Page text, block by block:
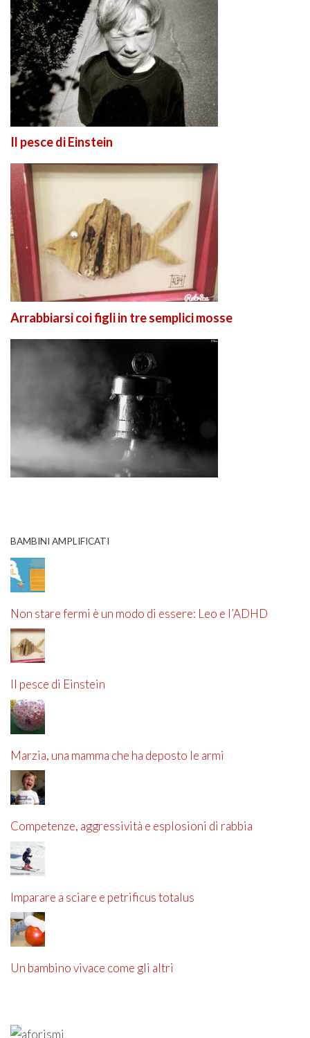
Il pesce di Einstein
Arrabbiarsi coi figli in tre semplici mosse
BAMBINI AMPLIFICATI
Non stare fermi è un modo di essere: Leo e l’ADHD
Il pesce di Einstein
Marzia, una mamma che ha deposto le armi
Competenze, aggressività e esplosioni di rabbia
Imparare a sciare e petrificus totalus
Un bambino vivace come gli altri